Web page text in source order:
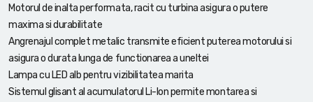
Motorul de inalta performata, racit cu turbina asigura o putere
maxima si durabilitate
Angrenajul complet metalic transmite eficient puterea motorului si
asigura o durata lunga de functionarea a uneltei
Lampa cu LED alb pentru vizibilitatea marita
Sistemul glisant al acumulatorul Li-Ion permite montarea si